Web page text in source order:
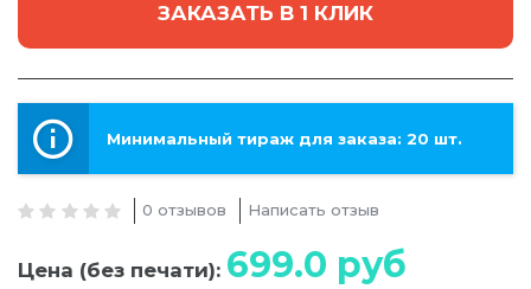
ЗАКАЗАТЬ В 1 КЛИК
Минимальный тираж для заказа: 20 шт.
0 отзывов Написать отзыв
Цена (без печати): 699.0 руб